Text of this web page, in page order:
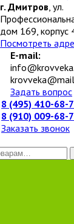
г. Дмитров, ул.
дом 169, корпус
Посмотреть
E-mail:
Задать вопрос
8 (495) 410-68-
8 (910) 009-68-
Заказать звонок